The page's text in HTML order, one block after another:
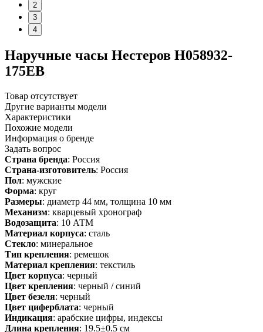
2
3
4
Наручные часы Нестеров H058932-
175EB
Товар отсутствует
Другие варианты модели
Характеристики
Похожие модели
Информация о бренде
Задать вопрос
Страна бренда: Россия
Страна-изготовитель: Россия
Пол: мужские
Форма: круг
Размеры: диаметр 44 мм, толщина 10 мм
Механизм: кварцевый хронограф
Водозащита: 10 АТМ
Материал корпуса: сталь
Стекло: минеральное
Тип крепления: ремешок
Материал крепления: текстиль
Цвет корпуса: черный
Цвет крепления: черный / синий
Цвет безеля: черный
Цвет циферблата: черный
Индикация: арабские цифры, индексы
Длина крепления: 19.5±0.5 см